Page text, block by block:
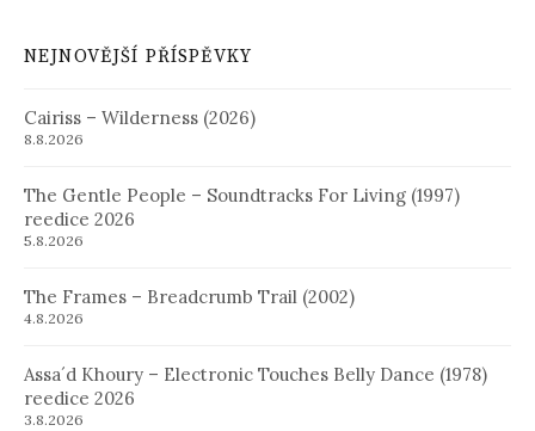
NEJNOVĚJŠÍ PŘÍSPĚVKY
Cairiss – Wilderness (2026)
8.8.2026
The Gentle People – Soundtracks For Living (1997)
reedice 2026
5.8.2026
The Frames – Breadcrumb Trail (2002)
4.8.2026
Assa´d Khoury – Electronic Touches Belly Dance (1978)
reedice 2026
3.8.2026